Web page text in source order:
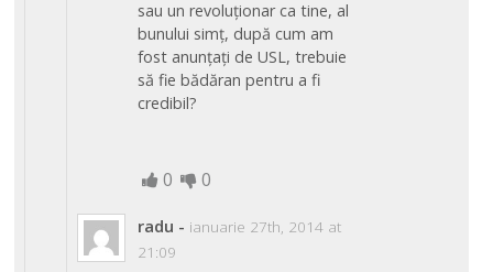
sau un revoluționar ca tine, al
bunului simț, după cum am
fost anunțați de USL, trebuie
să fie bădăran pentru a fi
credibil?
0 0
radu - ianuarie 27th, 2014 at
21:09